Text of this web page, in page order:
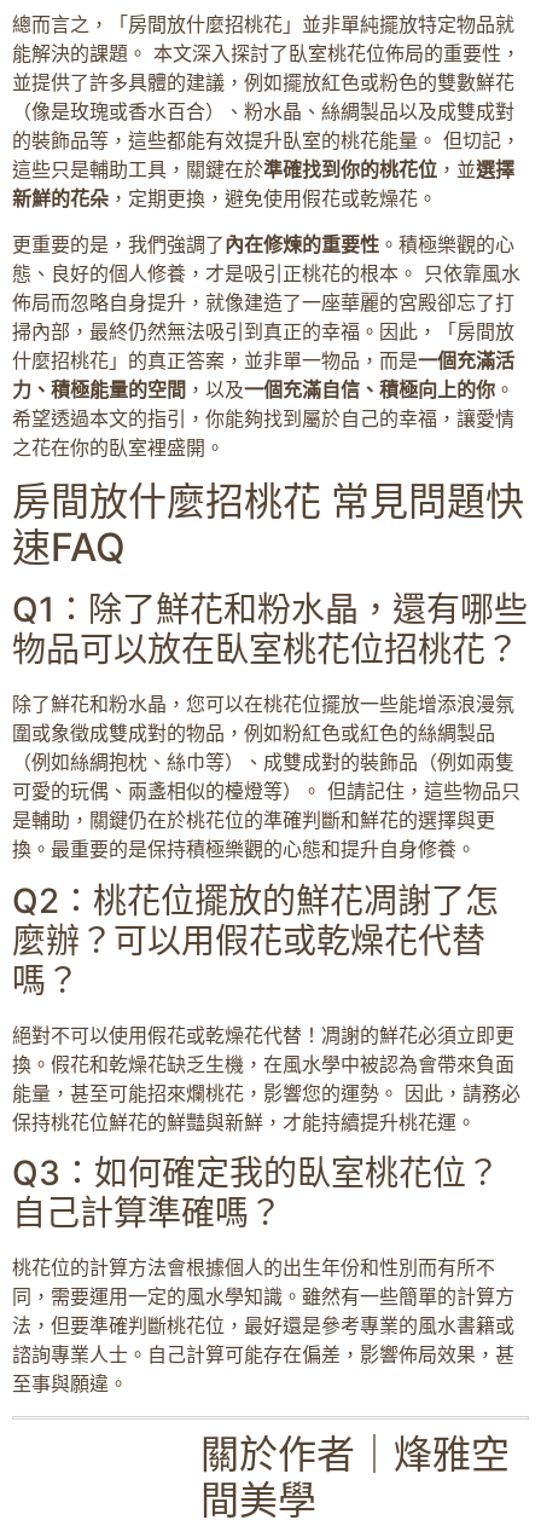
總而言之，「房間放什麼招桃花」並非單純擺放特定物品就
能解決的課題。 本文深入探討了臥室桃花位佈局的重要性，
並提供了許多具體的建議，例如擺放紅色或粉色的雙數鮮花
（像是玫瑰或香水百合）、粉水晶、絲綢製品以及成雙成對
的裝飾品等，這些都能有效提升臥室的桃花能量。 但切記，
這些只是輔助工具，關鍵在於準確找到你的桃花位 ，並選擇
新鮮的花朵 ，定期更換，避免使用假花或乾燥花。
更重要的是，我們強調了內在修煉的重要性 。積極樂觀的心
態、良好的個人修養，才是吸引正桃花的根本。 只依靠風水
佈局而忽略自身提升，就像建造了一座華麗的宮殿卻忘了打
掃內部，最終仍然無法吸引到真正的幸福。因此，「房間放
什麼招桃花」的真正答案，並非單一物品，而是一個充滿活
力、積極能量的空間 ，以及一個充滿自信、積極向上的你 。
希望透過本文的指引，你能夠找到屬於自己的幸福，讓愛情
之花在你的臥室裡盛開。
房間放什麼招桃花 常見問題快
速FAQ
Q1：除了鮮花和粉水晶，還有哪些
物品可以放在臥室桃花位招桃花？
除了鮮花和粉水晶，您可以在桃花位擺放一些能增添浪漫氛
圍或象徵成雙成對的物品，例如粉紅色或紅色的絲綢製品
（例如絲綢抱枕、絲巾等）、成雙成對的裝飾品（例如兩隻
可愛的玩偶、兩盞相似的檯燈等）。 但請記住，這些物品只
是輔助，關鍵仍在於桃花位的準確判斷和鮮花的選擇與更
換。最重要的是保持積極樂觀的心態和提升自身修養。
Q2：桃花位擺放的鮮花凋謝了怎
麼辦？可以用假花或乾燥花代替
嗎？
絕對不可以使用假花或乾燥花代替！凋謝的鮮花必須立即更
換。假花和乾燥花缺乏生機，在風水學中被認為會帶來負面
能量，甚至可能招來爛桃花，影響您的運勢。 因此，請務必
保持桃花位鮮花的鮮豔與新鮮，才能持續提升桃花運。
Q3：如何確定我的臥室桃花位？
自己計算準確嗎？
桃花位的計算方法會根據個人的出生年份和性別而有所不
同，需要運用一定的風水學知識。雖然有一些簡單的計算方
法，但要準確判斷桃花位，最好還是參考專業的風水書籍或
諮詢專業人士。自己計算可能存在偏差，影響佈局效果，甚
至事與願違。
關於作者｜烽雅空
間美學